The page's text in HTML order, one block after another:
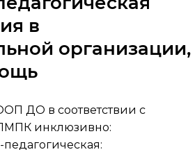
в
организации,
ДО в соответствии с
инклюзивно:
педагогическая: